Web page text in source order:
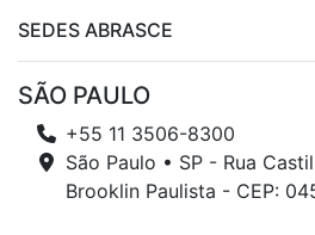
SEDES ABRASCE
SÃO PAULO
+55 11 3506-8300
São Paulo • SP - Rua
Brooklin Paulista - CEP: